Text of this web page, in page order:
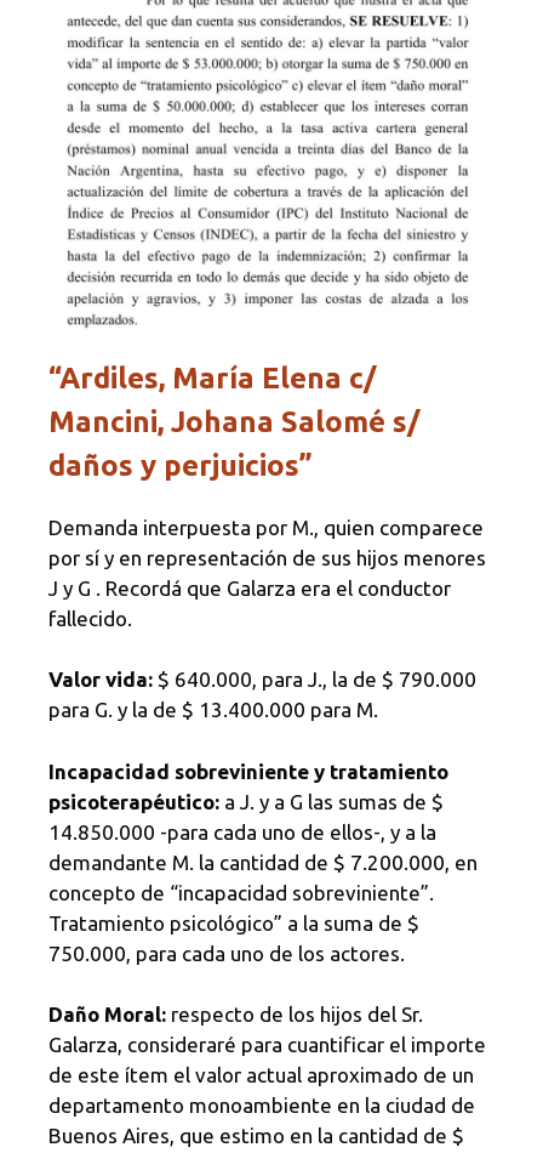
“Ardiles, María Elena c/
Mancini, Johana Salomé s/
daños y perjuicios”
Demanda interpuesta por M., quien comparece
por sí y en representación de sus hijos menores
J y G . Recordá que Galarza era el conductor
fallecido.
Valor vida: $ 640.000, para J., la de $ 790.000
para G. y la de $ 13.400.000 para M.
Incapacidad sobreviniente y tratamiento
psicoterapéutico: a J. y a G las sumas de $
14.850.000 -para cada uno de ellos-, y a la
demandante M. la cantidad de $ 7.200.000, en
concepto de “incapacidad sobreviniente”.
Tratamiento psicológico” a la suma de $
750.000, para cada uno de los actores.
Daño Moral: respecto de los hijos del Sr.
Galarza, consideraré para cuantificar el importe
de este ítem el valor actual aproximado de un
departamento monoambiente en la ciudad de
Buenos Aires, que estimo en la cantidad de $